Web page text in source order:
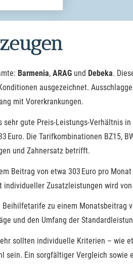
Barmenia, ARAG und Debeka.
ausgezeichnet.
mit Vorerkrankungen.
gute Preis-Leistungs-Verhältnis
Die Tarifkombinationen BZ15,
und Zahnersatz betrifft.
Beitrag von etwa 303 Euro pro
Zusatzleistungen wird
zu einem Monatsbeitrag
und den Umfang der
sollten individuelle Kriterien – wie
Ein sorgfältiger Vergleich sowie